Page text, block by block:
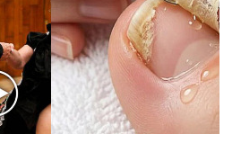
секунд,
а
смеяться
вы
будете
долго